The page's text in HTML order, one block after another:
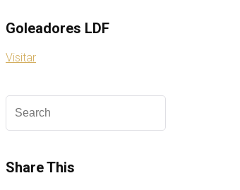
Goleadores LDF
Visitar
Share This